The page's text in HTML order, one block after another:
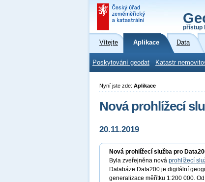
přístup
Vítejte Aplikace Data
Poskytování geodat Katastr
Nyní jste zde: Aplikace
Nová prohlížecí
20.11.2019
Nová prohlížecí služba pro
Byla zveřejněna nová prohlížecí
Databáze Data200 je digitální
generalizace měřítku 1:200 000.